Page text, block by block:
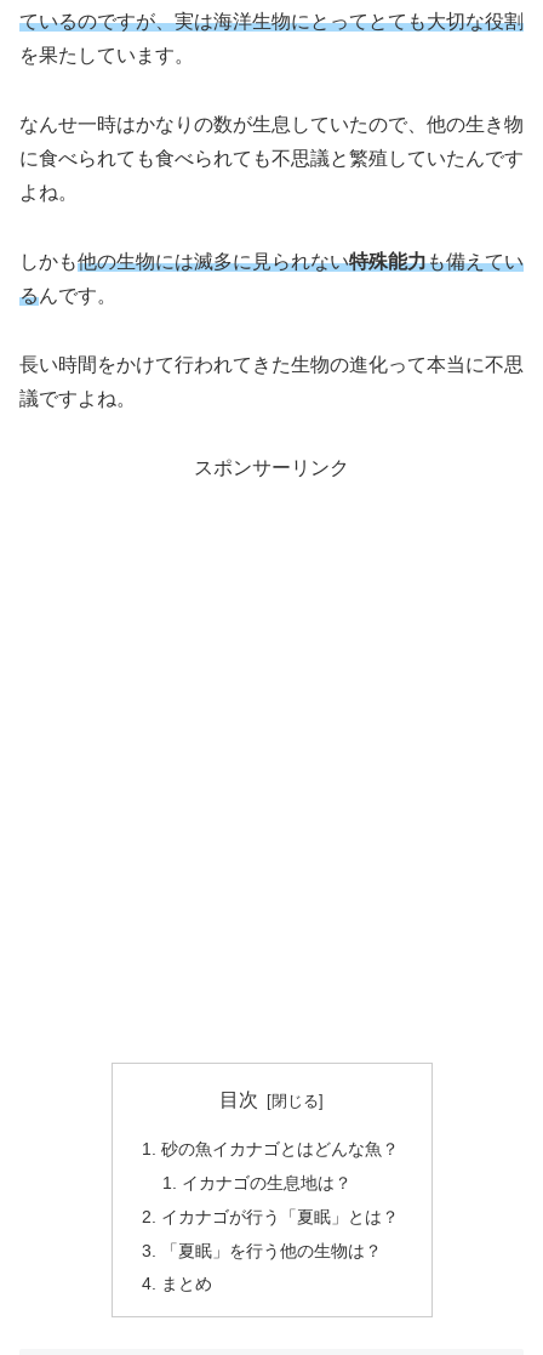
ているのですが、実は海洋生物にとってとても大切な役割
を果たしています。
なんせ一時はかなりの数が生息していたので、他の生き物
に食べられても食べられても不思議と繁殖していたんです
よね。
しかも他の生物には滅多に見られない特殊能力も備えてい
るんです。
長い時間をかけて行われてきた生物の進化って本当に不思
議ですよね。
スポンサーリンク
目次
砂の魚イカナゴとはどんな魚？
イカナゴの生息地は？
イカナゴが行う「夏眠」とは？
「夏眠」を行う他の生物は？
まとめ